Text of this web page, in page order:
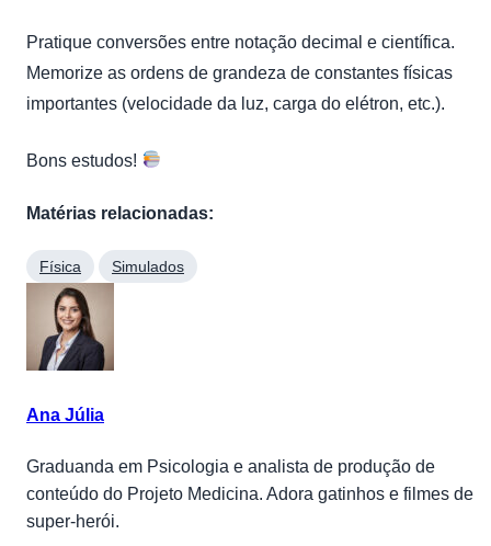
Pratique conversões entre notação decimal e científica.
Memorize as ordens de grandeza de constantes físicas
importantes (velocidade da luz, carga do elétron, etc.).
Bons estudos!
Matérias relacionadas:
Física Simulados
Ana Júlia
Graduanda em Psicologia e analista de produção de
conteúdo do Projeto Medicina. Adora gatinhos e filmes de
super-herói.